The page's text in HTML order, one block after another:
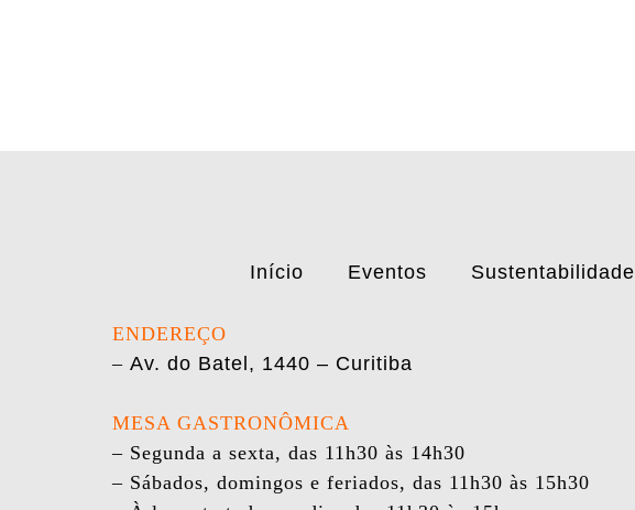
Início Eventos Sustentabilidade
ENDEREÇO
– Av. do Batel, 1440 – Curitiba
MESA GASTRONÔMICA
– Segunda a sexta, das 11h30 às 14h30
– Sábados, domingos e feriados, das 11h30 às 15h30